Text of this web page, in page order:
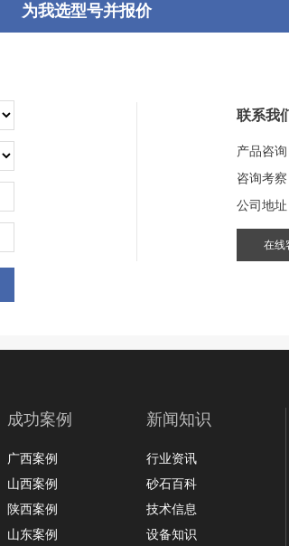
为我选型号并报价
联系我
产品咨询
咨询考察
公司地
在线
成功案例
广西案例
山西案例
陕西案例
山东案例
新闻知识
行业资讯
砂石百科
技术信息
设备知识